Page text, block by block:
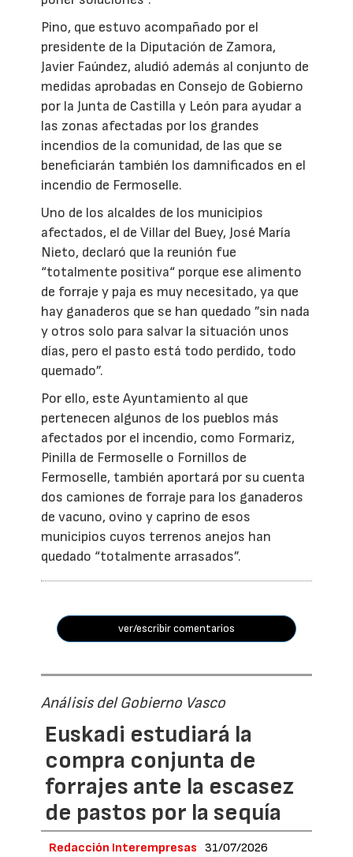
Pino, que estuvo acompañado por el
presidente de la Diputación de Zamora,
Javier Faúndez, aludió además al conjunto de
medidas aprobadas en Consejo de Gobierno
por la Junta de Castilla y León para ayudar a
las zonas afectadas por los grandes
incendios de la comunidad, de las que se
beneficiarán también los damnificados en el
incendio de Fermoselle.
Uno de los alcaldes de los municipios
afectados, el de Villar del Buey, José María
Nieto, declaró que la reunión fue
“totalmente positiva“ porque ese alimento
de forraje y paja es muy necesitado, ya que
hay ganaderos que se han quedado ”sin nada
y otros solo para salvar la situación unos
días, pero el pasto está todo perdido, todo
quemado”.
Por ello, este Ayuntamiento al que
pertenecen algunos de los pueblos más
afectados por el incendio, como Formariz,
Pinilla de Fermoselle o Fornillos de
Fermoselle, también aportará por su cuenta
dos camiones de forraje para los ganaderos
de vacuno, ovino y caprino de esos
municipios cuyos terrenos anejos han
quedado “totalmente arrasados”.
ver/escribir comentarios
Análisis del Gobierno Vasco
Euskadi estudiará la
compra conjunta de
forrajes ante la escasez
de pastos por la sequía
Redacción Interempresas 31/07/2026